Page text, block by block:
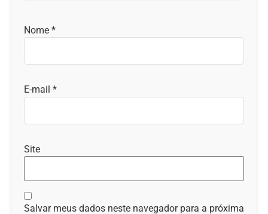
Nome *
E-mail *
Site
Salvar meus dados neste navegador para a próxima